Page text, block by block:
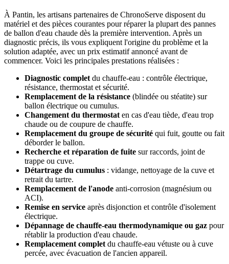
À Pantin, les artisans partenaires de ChronoServe disposent du
matériel et des pièces courantes pour réparer la plupart des pannes
de ballon d'eau chaude dès la première intervention. Après un
diagnostic précis, ils vous expliquent l'origine du problème et la
solution adaptée, avec un prix estimatif annoncé avant de
commencer. Voici les principales prestations réalisées :
Diagnostic complet du chauffe-eau : contrôle électrique,
résistance, thermostat et sécurité.
Remplacement de la résistance (blindée ou stéatite) sur
ballon électrique ou cumulus.
Changement du thermostat en cas d'eau tiède, d'eau trop
chaude ou de coupure de chauffe.
Remplacement du groupe de sécurité qui fuit, goutte ou fait
déborder le ballon.
Recherche et réparation de fuite sur raccords, joint de
trappe ou cuve.
Détartrage du cumulus : vidange, nettoyage de la cuve et
retrait du tartre.
Remplacement de l'anode anti-corrosion (magnésium ou
ACI).
Remise en service après disjonction et contrôle d'isolement
électrique.
Dépannage de chauffe-eau thermodynamique ou gaz pour
rétablir la production d'eau chaude.
Remplacement complet du chauffe-eau vétuste ou à cuve
percée, avec évacuation de l'ancien appareil.